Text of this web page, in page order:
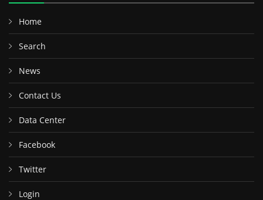
Home
Search
News
Contact Us
Data Center
Facebook
Twitter
Login